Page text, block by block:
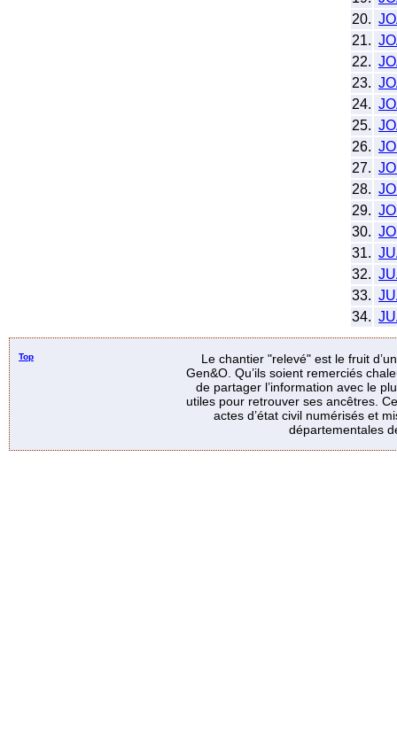
20.
21.
22.
23.
24.
25.
26.
27.
28.
29.
30.
31.
32.
33.
34.
Top
Le chantier "relevé" est le fruit
Gen&O. Qu’ils soient remerciés
de partager l’information avec le
utiles pour retrouver ses ancêtres.
actes d’état civil numérisés et
départementales